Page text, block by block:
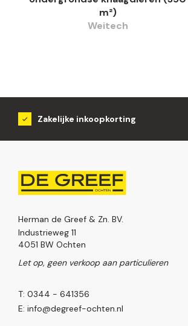
m²)
Weitech
Zakelijke inkoopkorting
Herman de Greef & Zn. BV.
Industrieweg 11
4051 BW Ochten
Let op, geen verkoop aan particulieren
T: 0344 - 641356
E: info@degreef-ochten.nl